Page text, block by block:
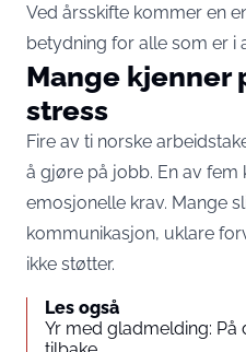
Ved årsskifte kommer en
betydning for alle som er i
Mange kjenner
stress
Fire av ti norske
å gjøre på jobb. En av fem
emosjonelle krav. Mange
kommunikasjon, uklare
ikke støtter.
Les også
Yr med gladmelding: